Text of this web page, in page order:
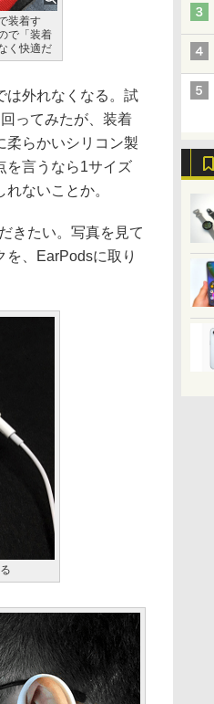
装着す
で「装着
く快適だ
は外れなくなる。試
ってみたが、装着
柔らかいシリコン製
を言うなら1サイズ
ないことか。
きたい。写真を見て
、EarPodsに取り